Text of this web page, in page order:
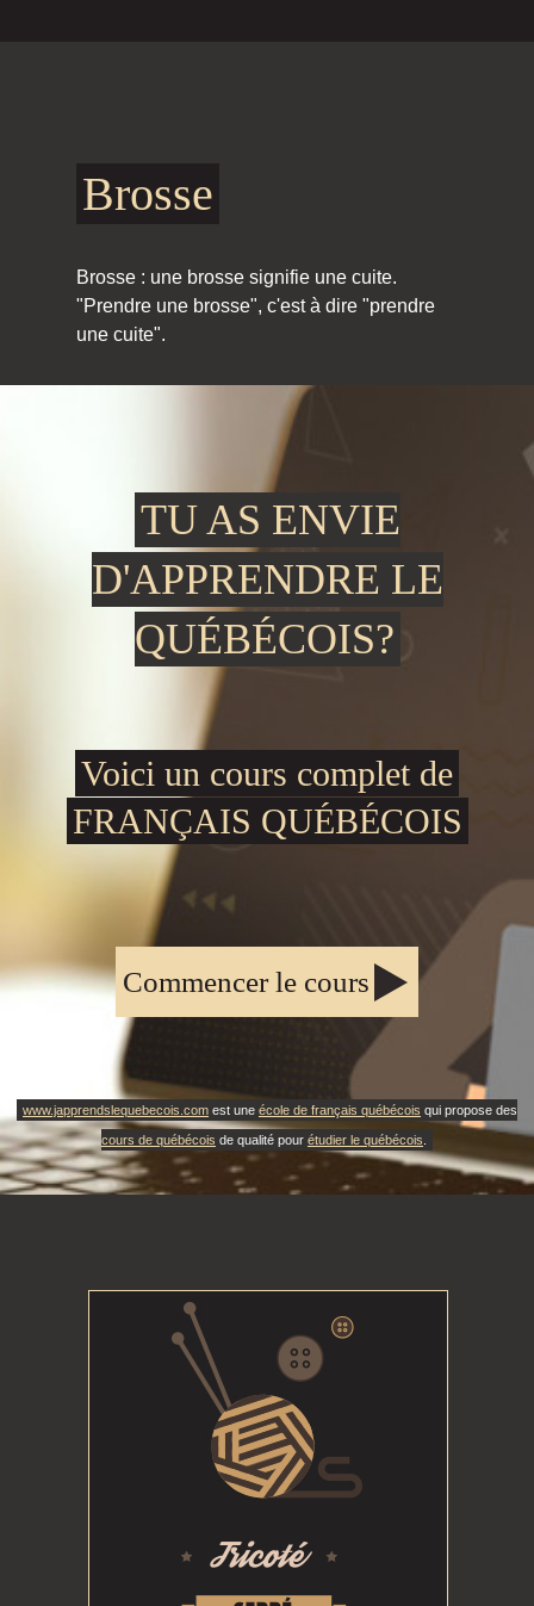
Brosse
Brosse : une brosse signifie une cuite.
"Prendre une brosse", c'est à dire "prendre
une cuite".
TU AS ENVIE
D'APPRENDRE LE
QUÉBÉCOIS?
Voici un cours complet de
FRANÇAIS QUÉBÉCOIS
Commencer le cours
www.japprendslequebecois.com est une école de français québécois qui propose des
cours de québécois de qualité pour étudier le québécois